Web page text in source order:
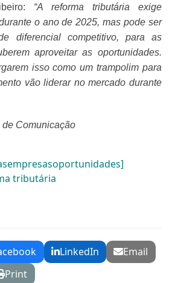
“A reforma tributária exige
o ano de 2025, mas pode ser
diferencial competitivo, para as
aproveitar as oportunidades.
isso como um trampolim para
vão liderar no mercado durante
Comunicação
empresasoportunidades]
tributária
LinkedIn
Email
Print